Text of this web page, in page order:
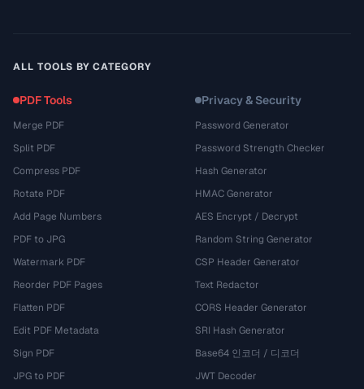
ALL TOOLS BY CATEGORY
PDF Tools
Merge PDF
Split PDF
Compress PDF
Rotate PDF
Add Page Numbers
PDF to JPG
Watermark PDF
Reorder PDF Pages
Flatten PDF
Edit PDF Metadata
Sign PDF
JPG to PDF
Privacy & Security
Password Generator
Password Strength Checker
Hash Generator
HMAC Generator
AES Encrypt / Decrypt
Random String Generator
CSP Header Generator
Text Redactor
CORS Header Generator
SRI Hash Generator
Base64 인코더 / 디코더
JWT Decoder